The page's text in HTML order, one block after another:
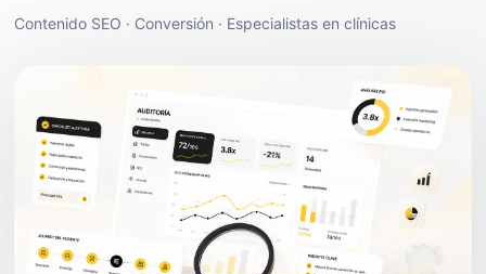
Contenido SEO · Conversión · Especialistas en clínicas